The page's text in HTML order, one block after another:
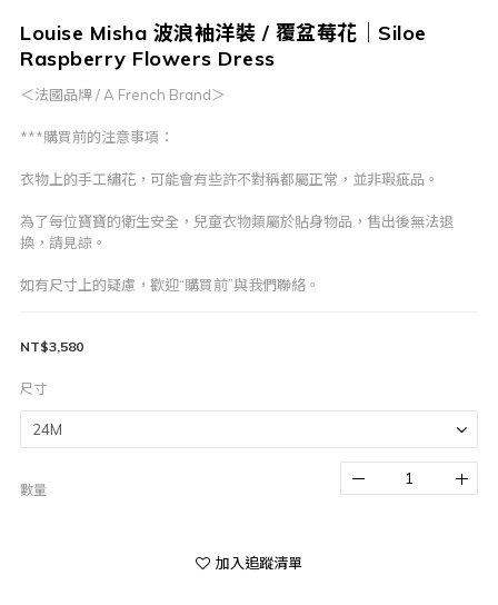
Louise Misha 波浪袖洋裝 / 覆盆莓花｜Siloe
Raspberry Flowers Dress
＜法國品牌 / A French Brand＞
***購買前的注意事項：
衣物上的手工繡花，可能會有些許不對稱都屬正常，並非瑕疵品。
為了每位寶寶的衛生安全，兒童衣物類屬於貼身物品，售出後無法退
換，請見諒。
如有尺寸上的疑慮，歡迎“購買前”與我們聯絡。
NT$3,580
尺寸
數量
加入追蹤清單